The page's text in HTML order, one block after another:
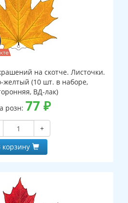
на скотче. Листочки.
желтый (10 шт. в наборе,
ВД-лак)
розн: 77 ₽
+
корзину